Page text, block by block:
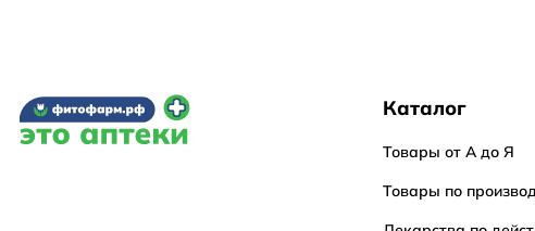
Каталог
Товары от А до Я
Товары по